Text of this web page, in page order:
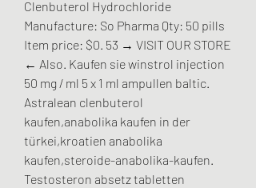
Clenbuterol Hydrochloride
Manufacture: So Pharma Qty: 50 pills
Item price: $0. 53 → VISIT OUR STORE
← Also. Kaufen sie winstrol injection
50 mg / ml 5 x 1 ml ampullen baltic.
Astralean clenbuterol
kaufen,anabolika kaufen in der
türkei,kroatien anabolika
kaufen,steroide-anabolika-kaufen.
Testosteron absetz tabletten